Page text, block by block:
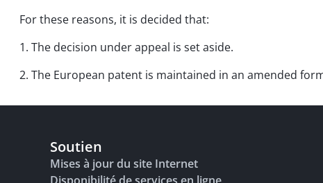
For these reasons, it is decided that:
1. The decision under appeal is set aside.
2. The European patent is maintained in an amended
Soutien
Mises à jour du site Internet